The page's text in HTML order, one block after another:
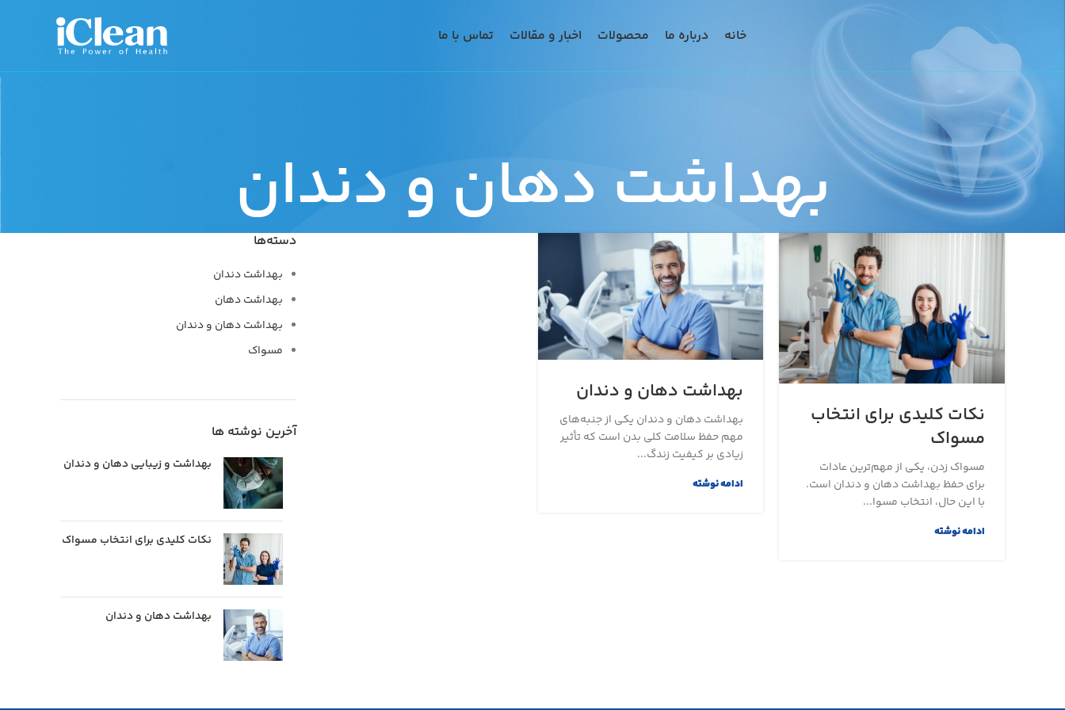
خانه درباره ما محصولات اخبار و مقالات تماس با ما
بهداشت دهان و دندان
نکات کلیدی برای انتخاب
مسواک
مسواک زدن، یکی از مهم‌ترین عادات
برای حفظ بهداشت دهان و دندان است.
با این حال، انتخاب مسوا...
ادامه نوشته
بهداشت دهان و دندان
بهداشت دهان و دندان یکی از جنبه‌های
مهم حفظ سلامت کلی بدن است که تأثیر
زیادی بر کیفیت زندگ...
ادامه نوشته
دسته‌ها
بهداشت دندان
بهداشت دهان
بهداشت دهان و دندان
مسواک
آخرین نوشته ها
بهداشت و زیبایی دهان و دندان
نکات کلیدی برای انتخاب مسواک
بهداشت دهان و دندان